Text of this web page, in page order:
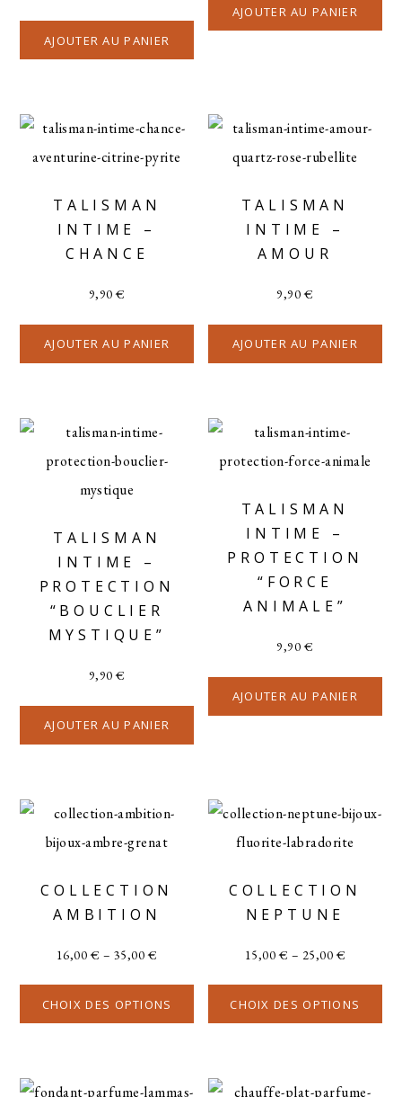
AJOUTER AU PANIER
AJOUTER AU PANIER
TALISMAN
INTIME –
CHANCE
9,90€
AJOUTER AU PANIER
TALISMAN
INTIME –
AMOUR
9,90€
AJOUTER AU PANIER
TALISMAN
INTIME –
PROTECTION
“BOUCLIER
MYSTIQUE”
9,90€
AJOUTER AU PANIER
TALISMAN
INTIME –
PROTECTION
“FORCE
ANIMALE”
9,90€
AJOUTER AU PANIER
COLLECTION
AMBITION
16,00€ – 35,00€
CHOIX DES OPTIONS
COLLECTION
NEPTUNE
15,00€ – 25,00€
CHOIX DES OPTIONS